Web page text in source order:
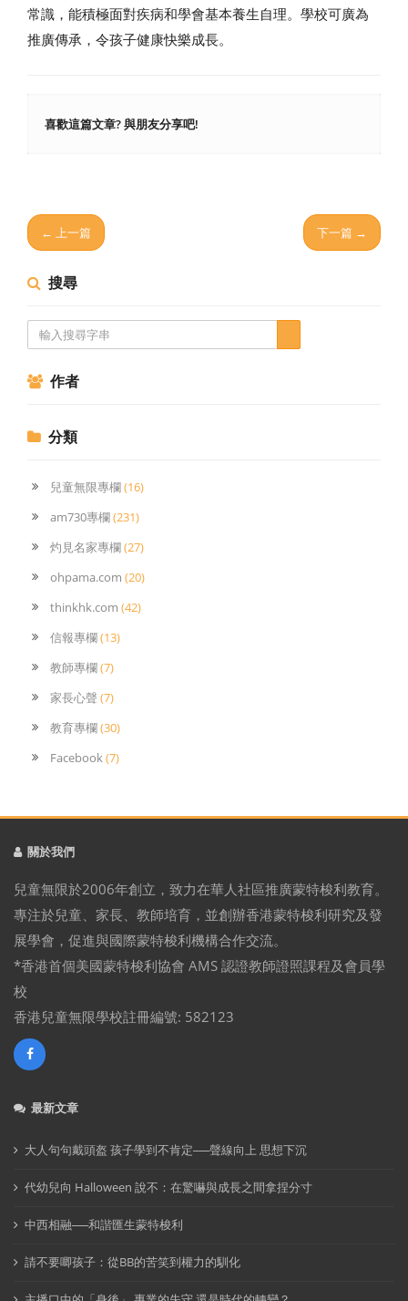
常識，能積極面對疾病和學會基本養生自理。學校可廣為
推廣傳承，令孩子健康快樂成長。
喜歡這篇文章? 與朋友分享吧!
← 上一篇 下一篇 →
搜尋
作者
分類
兒童無限專欄(16)
am730專欄(231)
灼見名家專欄(27)
ohpama.com (20)
thinkhk.com (42)
信報專欄(13)
教師專欄(7)
家長心聲 (7)
教育專欄(30)
Facebook(7)
關於我們
兒童無限於2006年創立，致力在華人社區推廣蒙特梭利教育。
專注於兒童、家長、教師培育，並創辦香港蒙特梭利研究及發
展學會，促進與國際蒙特梭利機構合作交流。
*香港首個美國蒙特梭利協會 AMS 認證教師證照課程及會員學
校
香港兒童無限學校註冊編號: 582123
最新文章
大人句句戴頭盔 孩子學到不肯定──聲線向上 思想下沉
代幼兒向 Halloween 說不：在驚嚇與成長之間拿捏分寸
中西相融──和諧匯生蒙特梭利
請不要唧孩子：從BB的苦笑到權力的馴化